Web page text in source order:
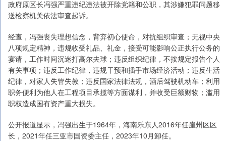
政府原区长冯强严重违纪违法被开除党籍和公职，其涉嫌犯罪问题移
送检察机关依法审查起诉。
经查，冯强丧失理想信念，背弃初心使命，对抗组织审查；无视中央
八项规定精神，违规收受礼品、礼金，接受可能影响公正执行公务的
宴请，工作时间沉迷打高尔夫球；违反组织纪律，不按规定报告个人
有关事项；违反工作纪律，违规干预和插手市场经济活动；违反生活
纪律，对家人失管失教；违反国家法律法规，酒后驾驶机动车；利用
职务便利为他人在工程项目承揽等方面谋利，并收受巨额财物；滥用
职权造成国有资产重大损失。
公开报道显示，冯强出生于1964年，海南乐东人2016年任崖州区区
长，2021年任三亚市国资委主任，2023年10月卸任。